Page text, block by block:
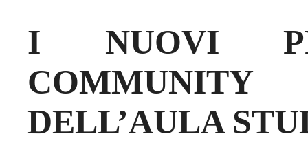
I NUOVI
DELL’AULA